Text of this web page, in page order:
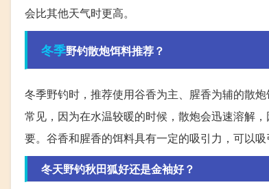
会比其他天气时更高。
冬季野钓散炮饵料推荐？
冬季野钓时，推荐使用谷香为主、腥香为辅的散
常见，因为在水温较暖的时候，散炮会迅速溶解
要。谷香和腥香的饵料具有一定的吸引力，可以吸
冬天野钓秋田狐好还是金袖好？